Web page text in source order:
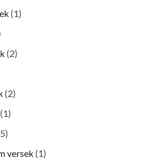
(1)
(2)
(2)
(1)
versek (1)